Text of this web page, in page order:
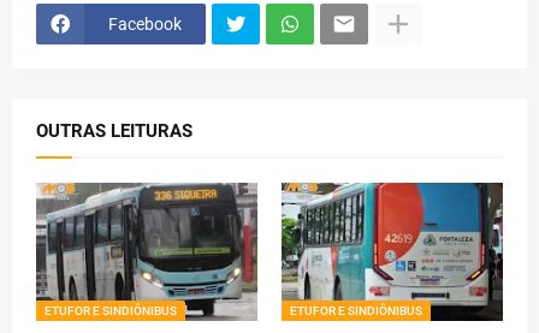
Facebook
OUTRAS LEITURAS
ETUFOR E SINDIÔNIBUS ETUFOR E SINDIÔNIBUS